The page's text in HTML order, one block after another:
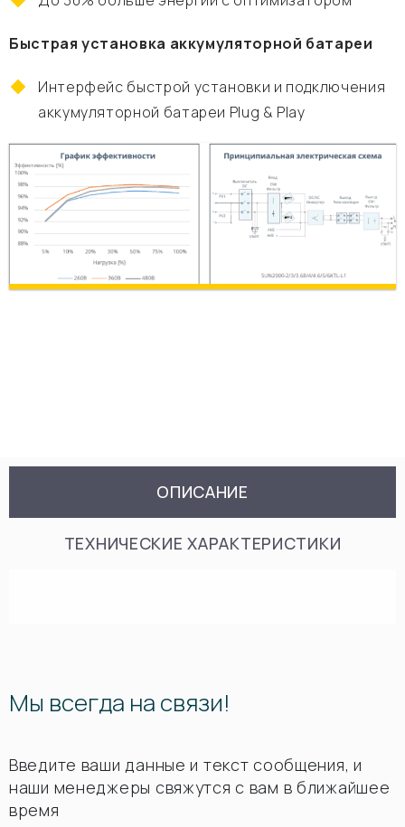
Быстрая установка аккумуляторной батареи
Интерфейс быстрой установки и подключения
аккумуляторной батареи Plug & Play
ОПИСАНИЕ
ТЕХНИЧЕСКИЕ ХАРАКТЕРИСТИКИ
Мы всегда на связи!
Введите ваши данные и текст сообщения, и
наши менеджеры свяжутся с вам в ближайшее
время